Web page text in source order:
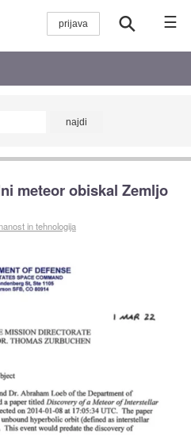
☰
meteor obiskal Zemljo
in tehnologija